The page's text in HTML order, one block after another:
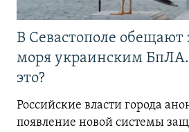
В Севастополе обещают
моря украинским БпЛА.
это?
Российские власти города
появление новой системы